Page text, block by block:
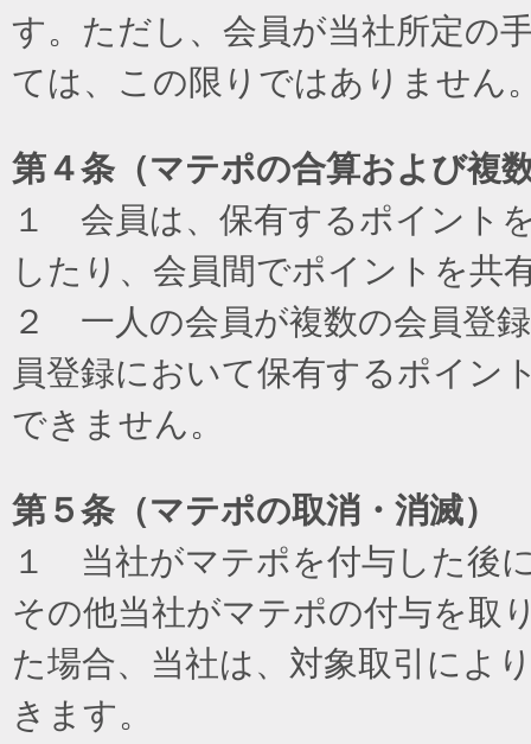
す。ただし、会員が当社所定の
ては、この限りではありません
第４条（マテポの合算および複
１ 会員は、保有するポイント
したり、会員間でポイントを共
２ 一人の会員が複数の会員登
員登録において保有するポイン
できません。
第５条（マテポの取消・消滅）
１ 当社がマテポを付与した後
その他当社がマテポの付与を取
た場合、当社は、対象取引によ
きます。